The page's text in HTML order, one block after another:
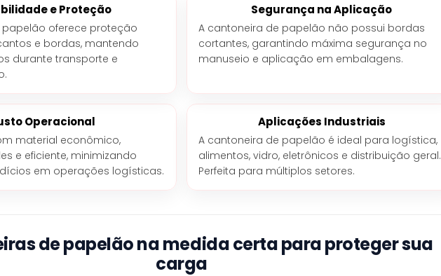
e Proteção
oferece proteção
e bordas, mantendo
durante transporte e
Segurança na Aplicação
A cantoneira de papelão não possui bordas
cortantes, garantindo máxima segurança no
manuseio e aplicação em embalagens.
Operacional
material econômico,
e eficiente, minimizando
em operações logísticas.
Aplicações Industriais
A cantoneira de papelão é ideal para logística,
alimentos, vidro, eletrônicos e distribuição geral.
Perfeita para múltiplos setores.
de papelão na medida certa para proteger sua
carga